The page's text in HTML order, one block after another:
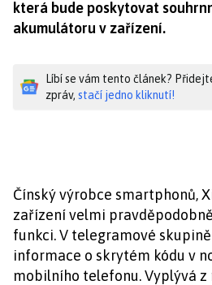
která bude poskytovat
akumulátoru v zařízení.
Líbí se vám tento článek?
zpráv, stačí jedno kliknutí!
Čínský výrobce smartphonů,
zařízení velmi
funkci. V telegramové
informace o skrytém kódu v
mobilního telefonu. Vyplývá z